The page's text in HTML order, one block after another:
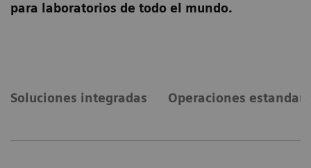
para laboratorios de todo el mundo.
Soluciones integradas Operaciones